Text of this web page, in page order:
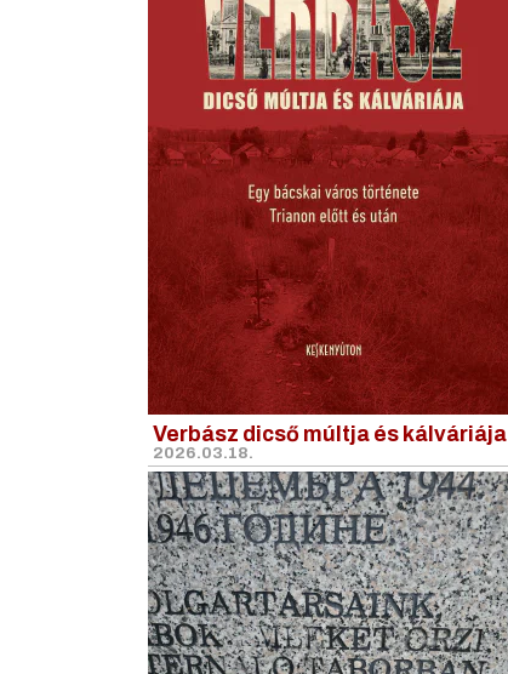
Verbász dicső múltja és kálváriája
2026.03.18.